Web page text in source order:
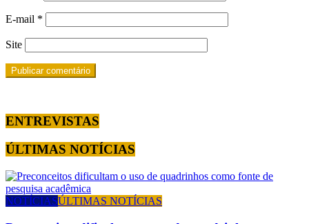
E-mail *
Site
ENTREVISTAS
ÚLTIMAS NOTÍCIAS
NOTÍCIASÚLTIMAS NOTÍCIAS